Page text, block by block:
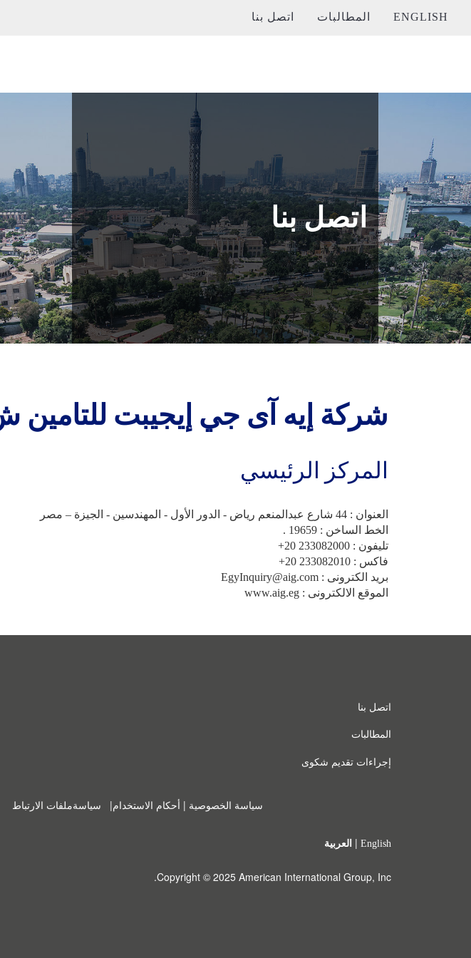
اتصل بنا المطالبات ENGLISH
اتصل بنا
شركة إيه آى جي إيجيبت
المركز الرئيسي
العنوان : 44 شارع عبدالمنعم رياض - الدور الأول - المهندسين - الجيزة – مصر
الخط الساخن : 19659 .
تليفون : 233082000 20+
فاكس : 233082010 20+
بريد الكترونى : EgyInquiry@aig.com
الموقع الالكترونى : www.aig.eg
اتصل بنا
المطالبات
إجراءات تقديم شكوى
سياسة الخصوصية | أحكام الاستخدام| سياسةملفات الارتباط
English
| العربية
Copyright © 2025 American International Group, Inc.